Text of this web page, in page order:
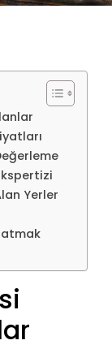
Yerler